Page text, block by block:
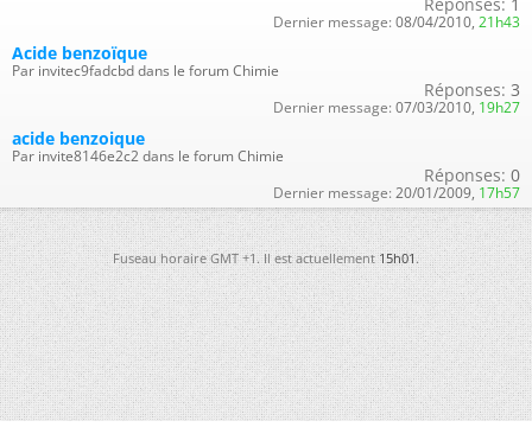
Réponses: 1
Dernier message: 08/04/2010, 21h43
Acide benzoïque
Par invitec9fadcbd dans le forum Chimie
Réponses: 3
Dernier message: 07/03/2010, 19h27
acide benzoique
Par invite8146e2c2 dans le forum Chimie
Réponses: 0
Dernier message: 20/01/2009, 17h57
Fuseau horaire GMT +1. Il est actuellement15h01.